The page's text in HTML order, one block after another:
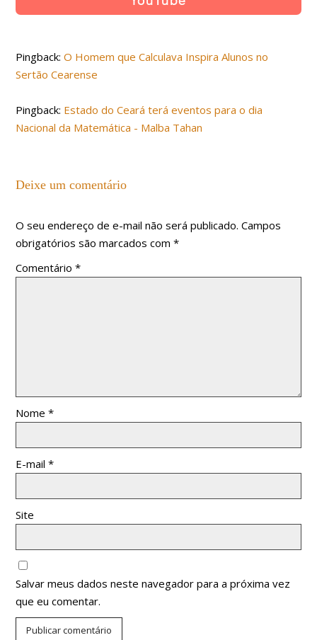
Pingback:O Homem que Calculava Inspira Alunos no
Sertão Cearense
Pingback: Estado do Ceará terá eventos para o dia
Nacional da Matemática - Malba Tahan
Deixe um comentário
O seu endereço de e-mail não será publicado. Campos
obrigatórios são marcados com*
Comentário*
Nome*
E-mail*
Site
Salvar meus dados neste navegador para a próxima vez
que eu comentar.